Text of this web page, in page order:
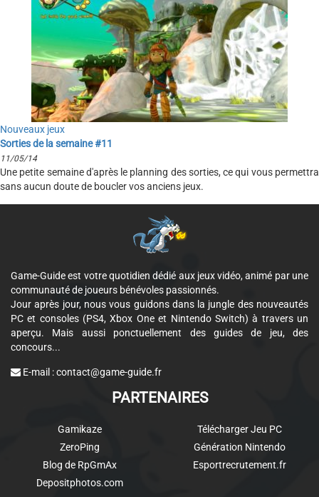
Nouveaux jeux
Sorties de la semaine #11
11/05/14
Une petite semaine d'après le planning des sorties, ce qui vous permettra
sans aucun doute de boucler vos anciens jeux.
Game-Guide est votre quotidien dédié aux jeux vidéo, animé par une
communauté de joueurs bénévoles passionnés.
Jour après jour, nous vous guidons dans la jungle des nouveautés
PC et consoles (PS4, Xbox One et Nintendo Switch) à travers un
aperçu. Mais aussi ponctuellement des guides de jeu, des
concours...
E-mail :contact@game-guide.fr
PARTENAIRES
Gamikaze
ZeroPing
Blog de RpGmAx
Depositphotos.com
Télécharger Jeu PC
Génération Nintendo
Esportrecrutement.fr